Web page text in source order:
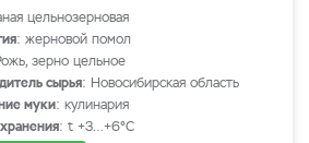
цельнозерновая
: жерновой помол
зерно цельное
сырья: Новосибирская область
муки: кулинария
: t +3…+6°С